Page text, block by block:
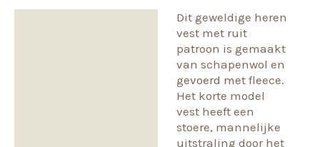
Dit geweldige heren
vest met ruit
patroon is gemaakt
van schapenwol en
gevoerd met fleece.
Het korte model
vest heeft een
stoere, mannelijke
uitstraling door het